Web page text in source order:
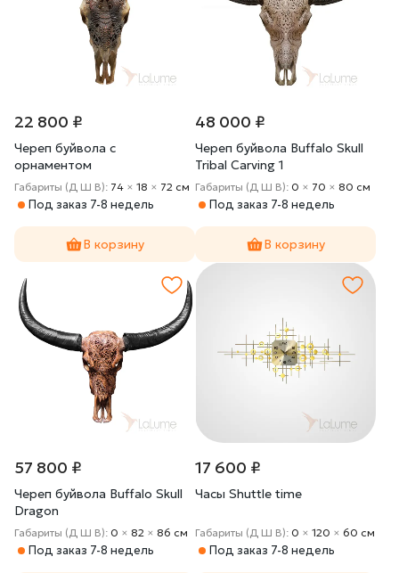
22 800 ₽
Череп буйвола c
орнаментом
Габариты (Д Ш В): 74 × 18 × 72 cм
Под заказ 7-8 недель
В корзину
48 000 ₽
Череп буйвола Buffalo Skull
Tribal Carving 1
Габариты (Д Ш В): 0 × 70 × 80 cм
Под заказ 7-8 недель
В корзину
57 800 ₽
Череп буйвола Buffalo Skull
Dragon
Габариты (Д Ш В): 0 × 82 × 86 cм
Под заказ 7-8 недель
17 600 ₽
Часы Shuttle time
Габариты (Д Ш В): 0 × 120 × 60 cм
Под заказ 7-8 недель